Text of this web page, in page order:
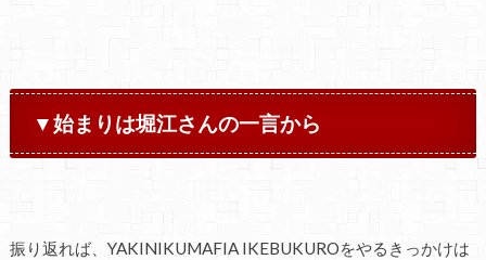
▼始まりは堀江さんの一言から
振り返れば、YAKINIKUMAFIA IKEBUKUROをやるきっかけは